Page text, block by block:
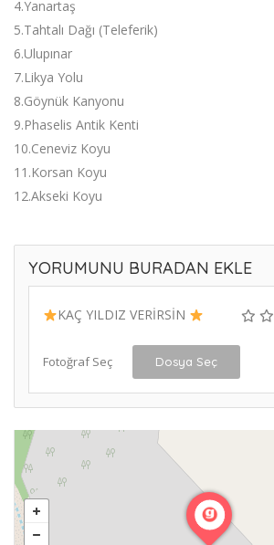
4.Yanartaş
5.Tahtalı Dağı (Teleferik)
6.Ulupınar
7.Likya Yolu
8.Göynük Kanyonu
9.Phaselis Antik Kenti
10.Ceneviz Koyu
11.Korsan Koyu
12.Akseki Koyu
YORUMUNU BURADAN EKLE
KAÇ YILDIZ VERİRSİN
Fotoğraf Seç Dosya Seç